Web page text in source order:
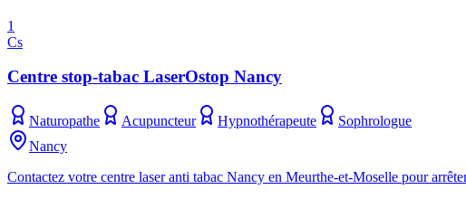
1
Cs
Centre stop-tabac LaserOstop Nancy
Naturopathe Acupuncteur Hypnothérapeute
Sophrologue
Nancy
Contactez votre centre laser anti tabac Nancy en Meurthe-et-Moselle pour